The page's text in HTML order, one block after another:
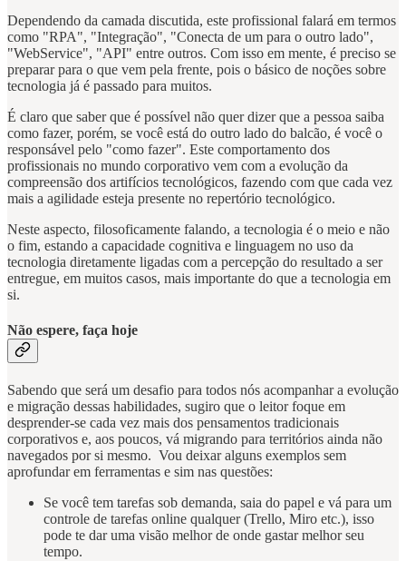
Dependendo da camada discutida, este profissional falará em termos
como "RPA", "Integração", "Conecta de um para o outro lado",
"WebService", "API" entre outros. Com isso em mente, é preciso se
preparar para o que vem pela frente, pois o básico de noções sobre
tecnologia já é passado para muitos.
É claro que saber que é possível não quer dizer que a pessoa saiba
como fazer, porém, se você está do outro lado do balcão, é você o
responsável pelo "como fazer". Este comportamento dos
profissionais no mundo corporativo vem com a evolução da
compreensão dos artifícios tecnológicos, fazendo com que cada vez
mais a agilidade esteja presente no repertório tecnológico.
Neste aspecto, filosoficamente falando, a tecnologia é o meio e não
o fim, estando a capacidade cognitiva e linguagem no uso da
tecnologia diretamente ligadas com a percepção do resultado a ser
entregue, em muitos casos, mais importante do que a tecnologia em
si.
Não espere, faça hoje
Sabendo que será um desafio para todos nós acompanhar a evolução
e migração dessas habilidades, sugiro que o leitor foque em
desprender-se cada vez mais dos pensamentos tradicionais
corporativos e, aos poucos, vá migrando para territórios ainda não
navegados por si mesmo. Vou deixar alguns exemplos sem
aprofundar em ferramentas e sim nas questões:
Se você tem tarefas sob demanda, saia do papel e vá para um
controle de tarefas online qualquer (Trello, Miro etc.), isso
pode te dar uma visão melhor de onde gastar melhor seu
tempo.